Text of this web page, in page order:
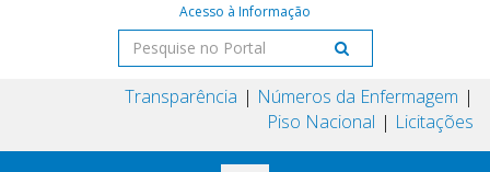
Acesso à Informação
Transparência
Números da Enfermagem
Piso Nacional
Licitações